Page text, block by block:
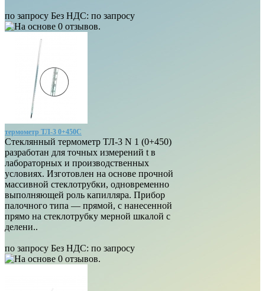
по запросу Без НДС: по запросу
термометр ТЛ-3 0+450С
Стеклянный термометр ТЛ-3 N 1 (0+450)
разработан для точных измерений t в
лабораторных и производственных
условиях. Изготовлен на основе прочной
массивной стеклотрубки, одновременно
выполняющей роль капилляра. Прибор
палочного типа — прямой, с нанесенной
прямо на стеклотрубку мерной шкалой с
делени..
по запросу Без НДС: по запросу